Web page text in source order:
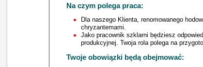
Na czym polega praca:
Dla naszego Klienta, renomowanego
chryzantemami.
Jako pracownik szklarni będziesz
produkcyjnej. Twoja rola polega na
Twoje obowiązki będą obejmować: